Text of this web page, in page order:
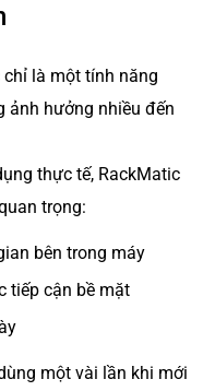
là một tính năng
ảnh hưởng nhiều đến
thực tế, RackMatic
trọng:
bên trong máy
tiếp cận bề mặt
một vài lần khi mới